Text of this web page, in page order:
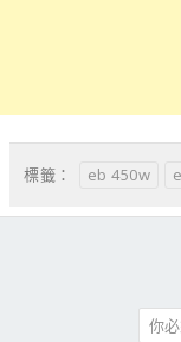
標籤： eb 450w
你